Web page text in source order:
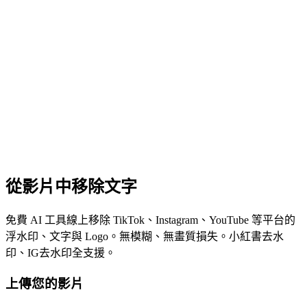
從影片中移除文字
免費 AI 工具線上移除 TikTok、Instagram、YouTube 等平台的
浮水印、文字與 Logo。無模糊、無畫質損失。小紅書去水
印、IG去水印全支援。
上傳您的影片